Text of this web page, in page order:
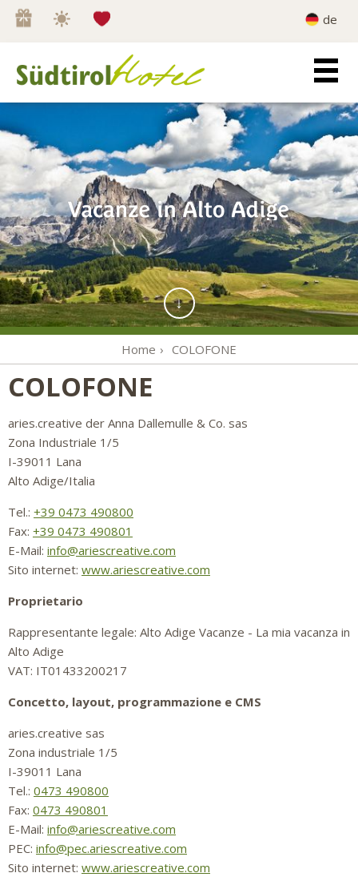
Wishlist de
Home COLOFONE
COLOFONE
aries.creative der Anna Dallemulle & Co. sas
Zona Industriale 1/5
I-39011 Lana
Alto Adige/Italia
Tel.: +39 0473 490800
Fax: +39 0473 490801
E-Mail: info@ariescreative.com
Sito internet: www.ariescreative.com
Proprietario
Rappresentante legale: Alto Adige Vacanze - La mia vacanza in
Alto Adige
VAT: IT01433200217
Concetto, layout, programmazione e CMS
aries.creative sas
Zona industriale 1/5
I-39011 Lana
Tel.: 0473 490800
Fax: 0473 490801
E-Mail: info@ariescreative.com
PEC: info@pec.ariescreative.com
Sito internet: www.ariescreative.com